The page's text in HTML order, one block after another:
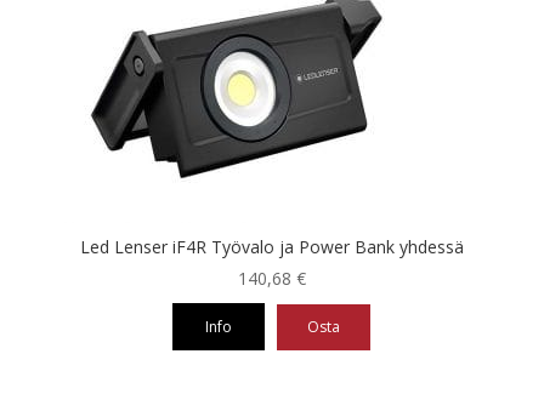
Led Lenser iF4R Työvalo ja Power Bank yhdessä
140,68 €
Info Osta